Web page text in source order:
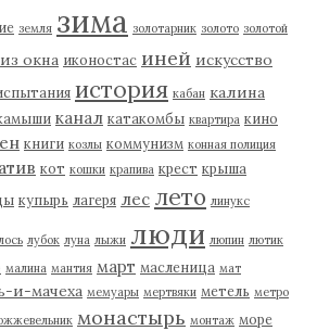
земля зима золотарник золото золотой
из окна иконостас иней искусство
история кабан калина
канал катакомбы квартира кино
книги козлы коммунизм конная полиция
кот кошки крапива крест крыша
купырь лагеря лес лето линукс
лубок луна лыжи люди люпин лютик
малина мантия март масленица мат
и-мачеха мемуары мертвяки метель метро
монастырь монтаж море